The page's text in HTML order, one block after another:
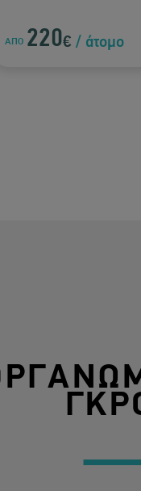
ΑΠΟ 220€ / άτομο